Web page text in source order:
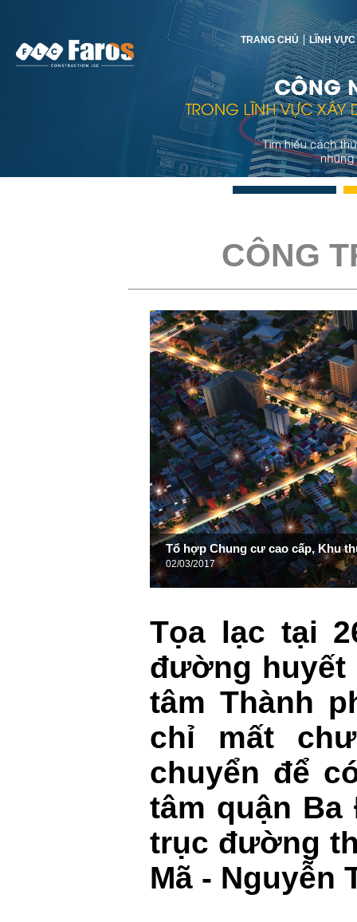
TRANG CHỦ LĨNH
CÔNG
Tổ hợp Chung cư cao cấp, Khu
02/03/2017
Tọa lạc tại
đường huyết
tâm Thành
chỉ mất
chuyển để
tâm quận
trục đường
Mã - Nguyễn